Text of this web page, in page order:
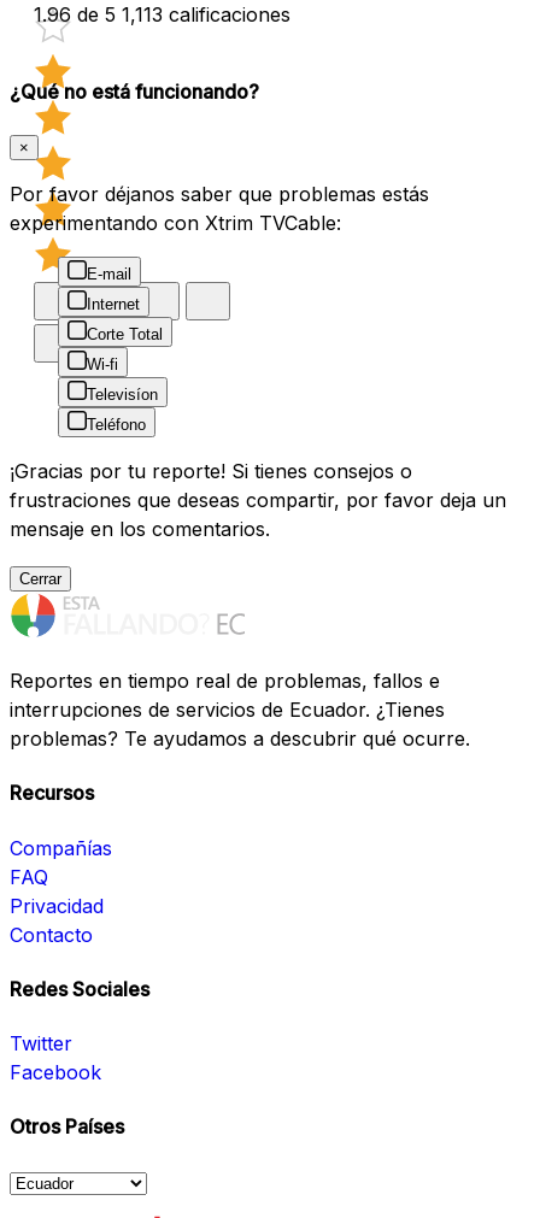
1.96 de 5 1,113 calificaciones
¿Qué no está funcionando?
×
Por favor déjanos saber que problemas estás
experimentando con Xtrim TVCable:
E-mail
Internet
Corte Total
Wi-fi
Televisíon
Teléfono
¡Gracias por tu reporte! Si tienes consejos o
frustraciones que deseas compartir, por favor deja un
mensaje en los comentarios.
Cerrar
Reportes en tiempo real de problemas, fallos e
interrupciones de servicios de Ecuador. ¿Tienes
problemas? Te ayudamos a descubrir qué ocurre.
Recursos
Compañías
FAQ
Privacidad
Contacto
Redes Sociales
Twitter
Facebook
Otros Países